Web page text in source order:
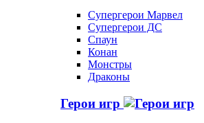
Супергерои Марвел
Супергерои ДС
Спаун
Конан
Монстры
Драконы
Герои игр